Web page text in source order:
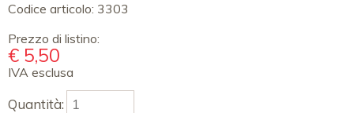
Codice articolo: 3303
Prezzo di listino:
€ 5,50
IVA esclusa
Quantità: